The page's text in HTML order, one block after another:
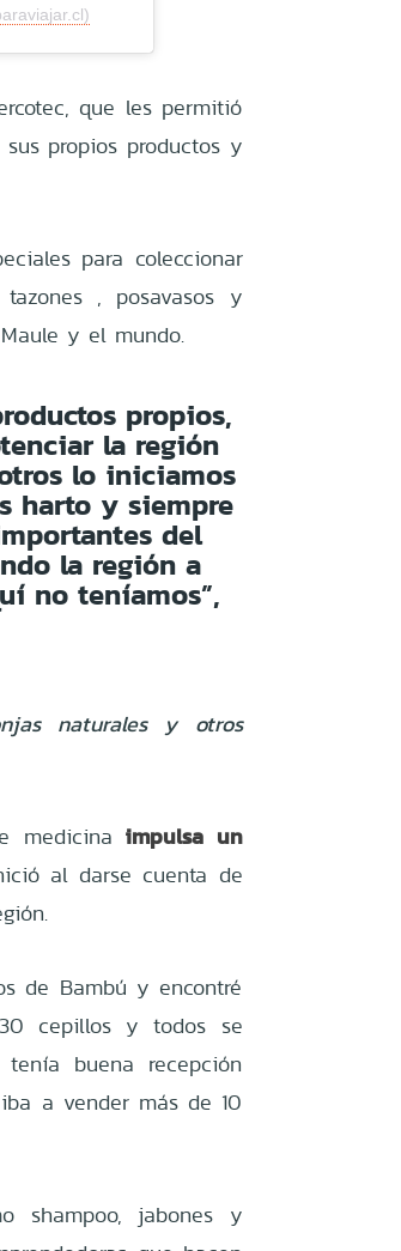
que les permitió
propios productos y
para coleccionar
tazones , posavasos y
y el mundo.
propios,
la región
lo iniciamos
harto y siempre
del
la región a
no teníamos”,
naturales y otros
medicina impulsa un
al darse cuenta de
de Bambú y encontré
cepillos y todos se
buena recepción
a vender más de 10
shampoo, jabones y